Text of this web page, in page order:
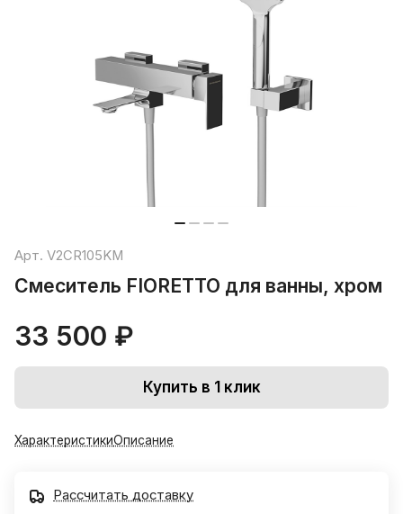
Арт. V2CR105KM
Смеситель FIORETTO для ванны, хром
33 500 ₽
Купить в 1 клик
ХарактеристикиОписание
Рассчитать доставку